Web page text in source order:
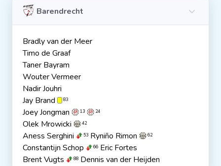
Barendrecht
Bradly van der Meer
Timo de Graaf
Taner Bayram
Wouter Vermeer
Nadir Jouhri
Jay Brand
83
Joey Jongman 13 24
Olek Mrowicki 42
Aness Serghini 53 Ryniño Rimon 62
Constantijn Schop 66 Eric Fortes
Brent Vugts
88 Dennis van der Heijden